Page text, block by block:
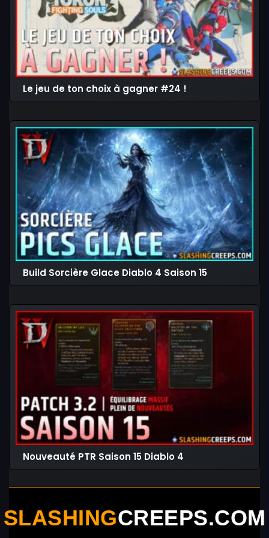
Le jeu de ton choix à gagner #24 !
Build Sorcière Glace Diablo 4 Saison 15
Nouveauté PTR Saison 15 Diablo 4
SLASHINGCREEPS.COM